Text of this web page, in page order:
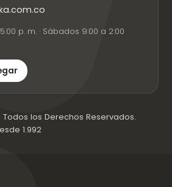
p. m. · Sábados 9:00 a 2:00
Todos los Derechos Reservados.
1.992